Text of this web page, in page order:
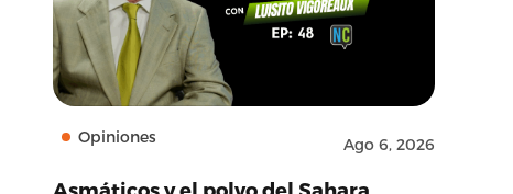
Opiniones Ago 6, 2026
Asmáticos y el polvo del Sahara